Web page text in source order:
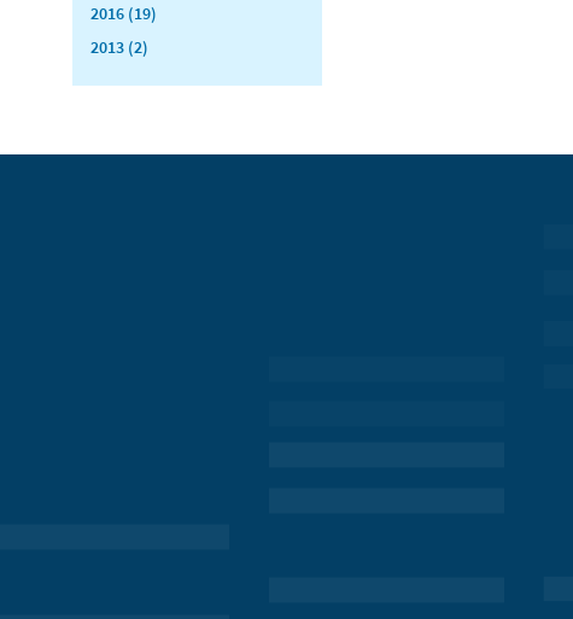
2016 (19)
2013 (2)